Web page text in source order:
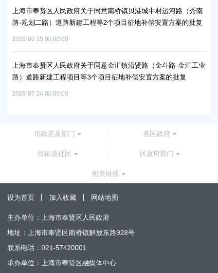
上海市奉贤区人民政府关于同意南桥镇贝港城中村运河路（秀南
路-规划二路）道路新建工程等2个项目征地补偿安置方案的批复
2026-05-15 00:00:00
上海市奉贤区人民政府关于同意金汇镇沿贤路（金斗路-金汇工业
路）道路新建工程项目等3个项目征地补偿安置方案的批复
2026-07-24 00:00:00
市政府及部门 各区政府
镇街道社区 区政府部门
相关链接
设为首页 加入收藏 网站地图
主办单位：上海市奉贤区人民政府
地址：上海市奉贤区南桥镇解放东路928号
联系电话：021-57420001
承办单位：上海市奉贤区融媒体中心